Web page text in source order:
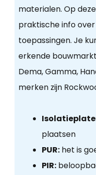
materialen. Op
praktische info
toepassingen. Je
erkende
Dema, Gamma,
merken zijn
plaatsen
PUR:het is
PIR: